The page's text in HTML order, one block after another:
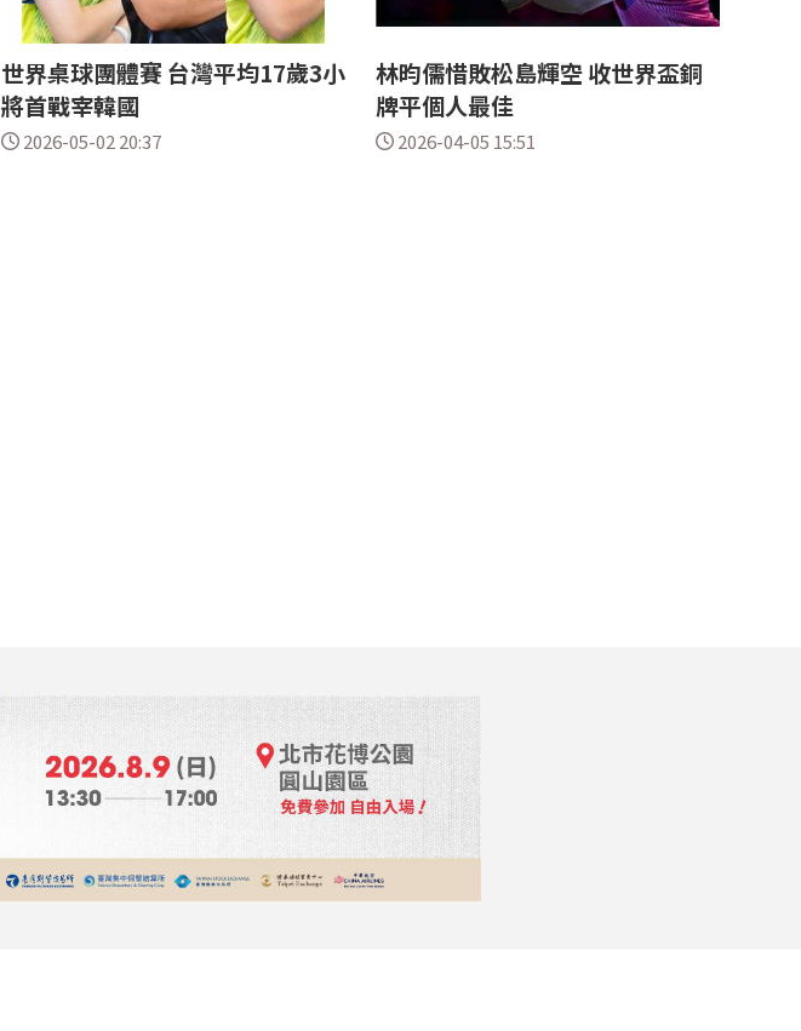
世界桌球團體賽 台灣平均17歲3小
將首戰宰韓國
2026-05-02 20:37
林昀儒惜敗松島輝空 收世界盃銅
牌平個人最佳
2026-04-05 15:51